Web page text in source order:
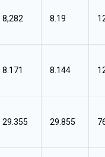
8,282 8.19
8.171 8.144
29.355 29.855